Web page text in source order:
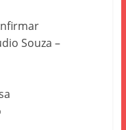
Souza –